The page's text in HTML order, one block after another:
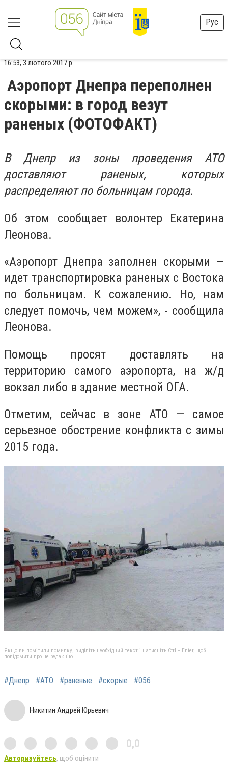
Рус
16:53, 3 лютого 2017 р.
Аэропорт Днепра переполнен
скорыми: в город везут
раненых (ФОТОФАКТ)
В Днепр из зоны проведения АТО
доставляют раненых, которых
распределяют по больницам города.
Об этом сообщает волонтер Екатерина
Леонова.
«Аэропорт Днепра заполнен скорыми —
идет транспортировка раненых с Востока
по больницам. К сожалению. Но, нам
следует помочь, чем можем», - сообщила
Леонова.
Помощь просят доставлять на
территорию самого аэропорта, на ж/д
вокзал либо в здание местной ОГА.
Отметим, сейчас в зоне АТО — самое
серьезное обострение конфликта с зимы
2015 года.
Якщо ви помітили помилку, виділіть необхідний текст і натисніть Ctrl + Enter, щоб
повідомити про це редакцію
#Днепр #АТО #раненые #скорые #056
Никитин Андрей Юрьевич
0,0
Авторизуйтесь, щоб оцінити